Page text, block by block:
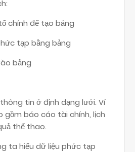
chính để tạo bảng
tạp bằng bảng
bảng
tin ở định dạng lưới. Ví
gồm báo cáo tài chính, lịch
thể thao.
ta hiểu dữ liệu phức tạp